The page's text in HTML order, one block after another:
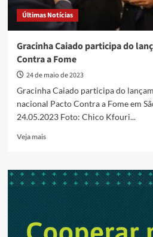
Últimas Notícias
Gracinha Caiado participa do
Contra a Fome
24 de maio de 2023
Gracinha Caiado participa do
nacional Pacto Contra a Fome em
24.05.2023 Foto: Chico Kfouri...
Veja maisRead
Gracinha
Caiado
do